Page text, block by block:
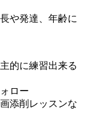
や発達、年齢に
的に練習出来る
ロー
添削レッスンな